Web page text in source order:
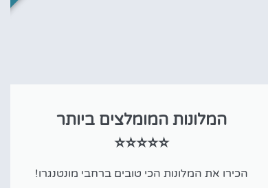
המלונות המומלצים ביותר
⭐⭐⭐⭐⭐
הכירו את המלונות הכי טובים ברחבי מונטנגרו!